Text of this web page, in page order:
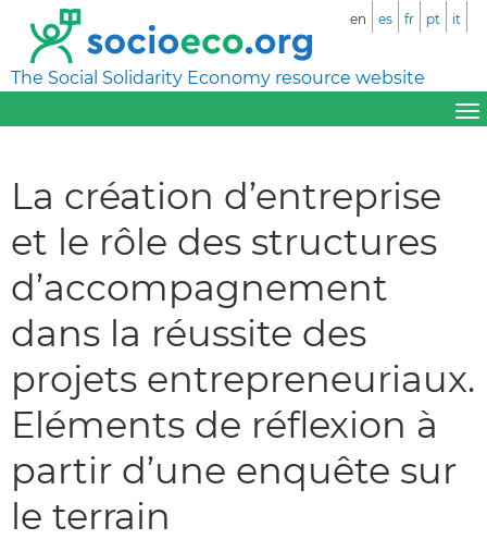
The Social Solidarity Economy resource website
en es fr pt it
La création d’entreprise
et le rôle des structures
d’accompagnement
dans la réussite des
projets entrepreneuriaux.
Eléments de réflexion à
partir d’une enquête sur
le terrain